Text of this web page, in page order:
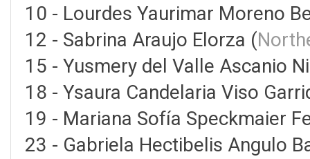
10 - Lourdes Yaurimar Moreno
12 - Sabrina Araujo Elorza (
15 - Yusmery del Valle Ascanio
18 - Ysaura Candelaria Viso
19 - Mariana Sofía Speckmaier
23 - Gabriela Hectibelis Angulo